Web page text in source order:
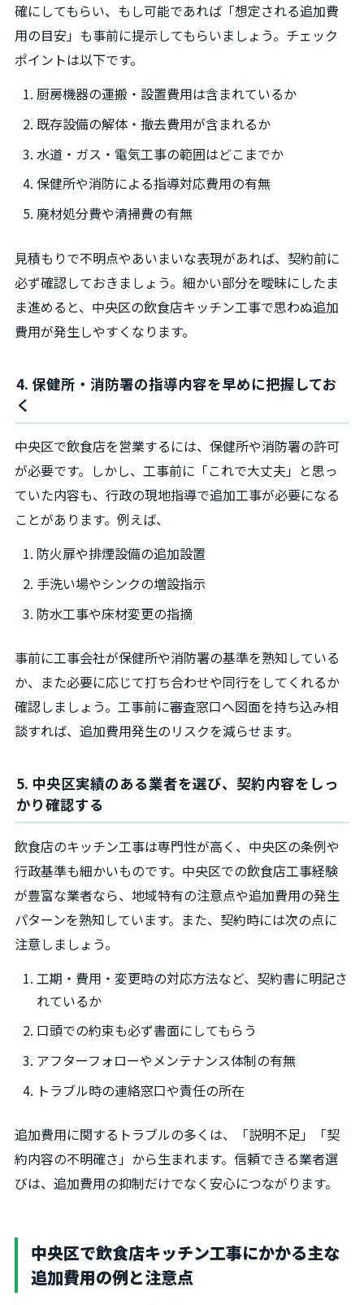
確にしてもらい、もし可能であれば「想定される追加費
用の目安」も事前に提示してもらいましょう。チェック
ポイントは以下です。
厨房機器の運搬・設置費用は含まれているか
既存設備の解体・撤去費用が含まれるか
水道・ガス・電気工事の範囲はどこまでか
保健所や消防による指導対応費用の有無
廃材処分費や清掃費の有無
見積もりで不明点やあいまいな表現があれば、契約前に
必ず確認しておきましょう。細かい部分を曖昧にしたま
ま進めると、中央区の飲食店キッチン工事で思わぬ追加
費用が発生しやすくなります。
4. 保健所・消防署の指導内容を早めに把握してお
く
中央区で飲食店を営業するには、保健所や消防署の許可
が必要です。しかし、工事前に「これで大丈夫」と思っ
ていた内容も、行政の現地指導で追加工事が必要になる
ことがあります。例えば、
防火扉や排煙設備の追加設置
手洗い場やシンクの増設指示
防水工事や床材変更の指摘
事前に工事会社が保健所や消防署の基準を熟知している
か、また必要に応じて打ち合わせや同行をしてくれるか
確認しましょう。工事前に審査窓口へ図面を持ち込み相
談すれば、追加費用発生のリスクを減らせます。
5. 中央区実績のある業者を選び、契約内容をしっ
かり確認する
飲食店のキッチン工事は専門性が高く、中央区の条例や
行政基準も細かいものです。中央区での飲食店工事経験
が豊富な業者なら、地域特有の注意点や追加費用の発生
パターンを熟知しています。また、契約時には次の点に
注意しましょう。
工期・費用・変更時の対応方法など、契約書に明記さ
れているか
口頭での約束も必ず書面にしてもらう
アフターフォローやメンテナンス体制の有無
トラブル時の連絡窓口や責任の所在
追加費用に関するトラブルの多くは、「説明不足」「契
約内容の不明確さ」から生まれます。信頼できる業者選
びは、追加費用の抑制だけでなく安心につながります。
中央区で飲食店キッチン工事にかかる主な
追加費用の例と注意点